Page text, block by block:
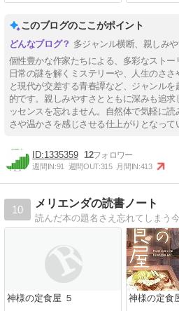
このブログのここがポイント
多ジャンル横断、親しみ
個性豊かな作家たちによる、多彩なスト
日常の謎を解くミステリーや、人生のさ
と現代が交差する青春譚など、ジャンル
的です。親しみやすさとともに深みも追
ッセンスを忘れません。自然体で気軽に
さや温かさを感じさせる仕上がりとなって
1335359 12
週間IN:91 週間OUT:315 月間IN:413
10
メリエンダの読書ノート
神様の定食屋 ５ 神様の定食